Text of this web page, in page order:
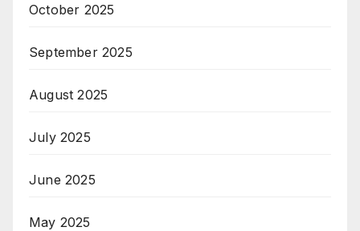
October 2025
September 2025
August 2025
July 2025
June 2025
May 2025